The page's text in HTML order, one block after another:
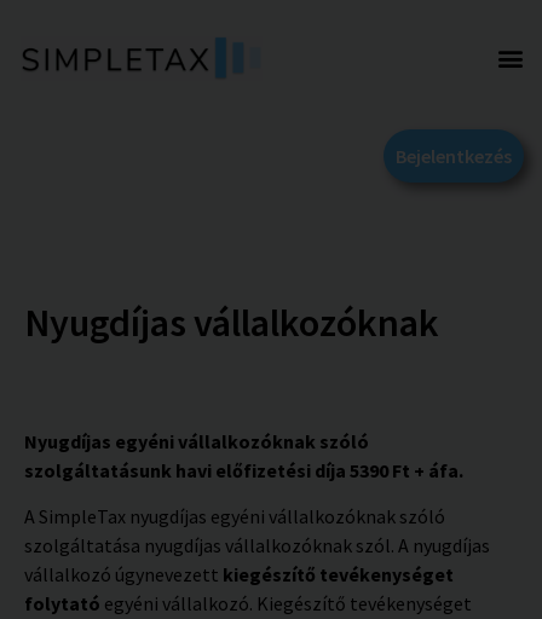
Bejelentkezés
Nyugdíjas vállalkozóknak
Nyugdíjas egyéni vállalkozóknak szóló
szolgáltatásunk havi előfizetési díja 5390 Ft + áfa.
A SimpleTax nyugdíjas egyéni vállalkozóknak szóló
szolgáltatása nyugdíjas vállalkozóknak szól. A nyugdíjas
vállalkozó úgynevezett kiegészítő tevékenységet
folytató egyéni vállalkozó. Kiegészítő tevékenységet